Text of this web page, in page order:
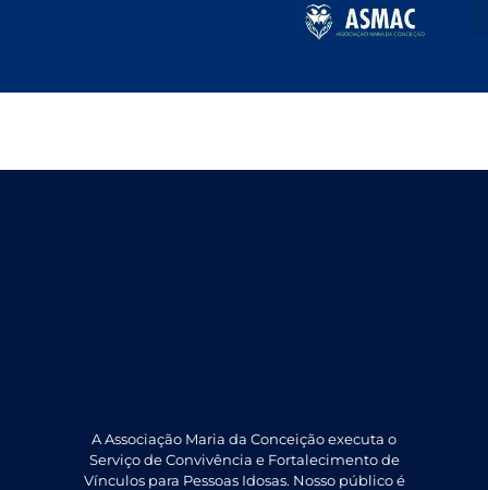
A Associação Maria da Conceição executa o
Serviço de Convivência e Fortalecimento de
Vínculos para Pessoas Idosas. Nosso público é